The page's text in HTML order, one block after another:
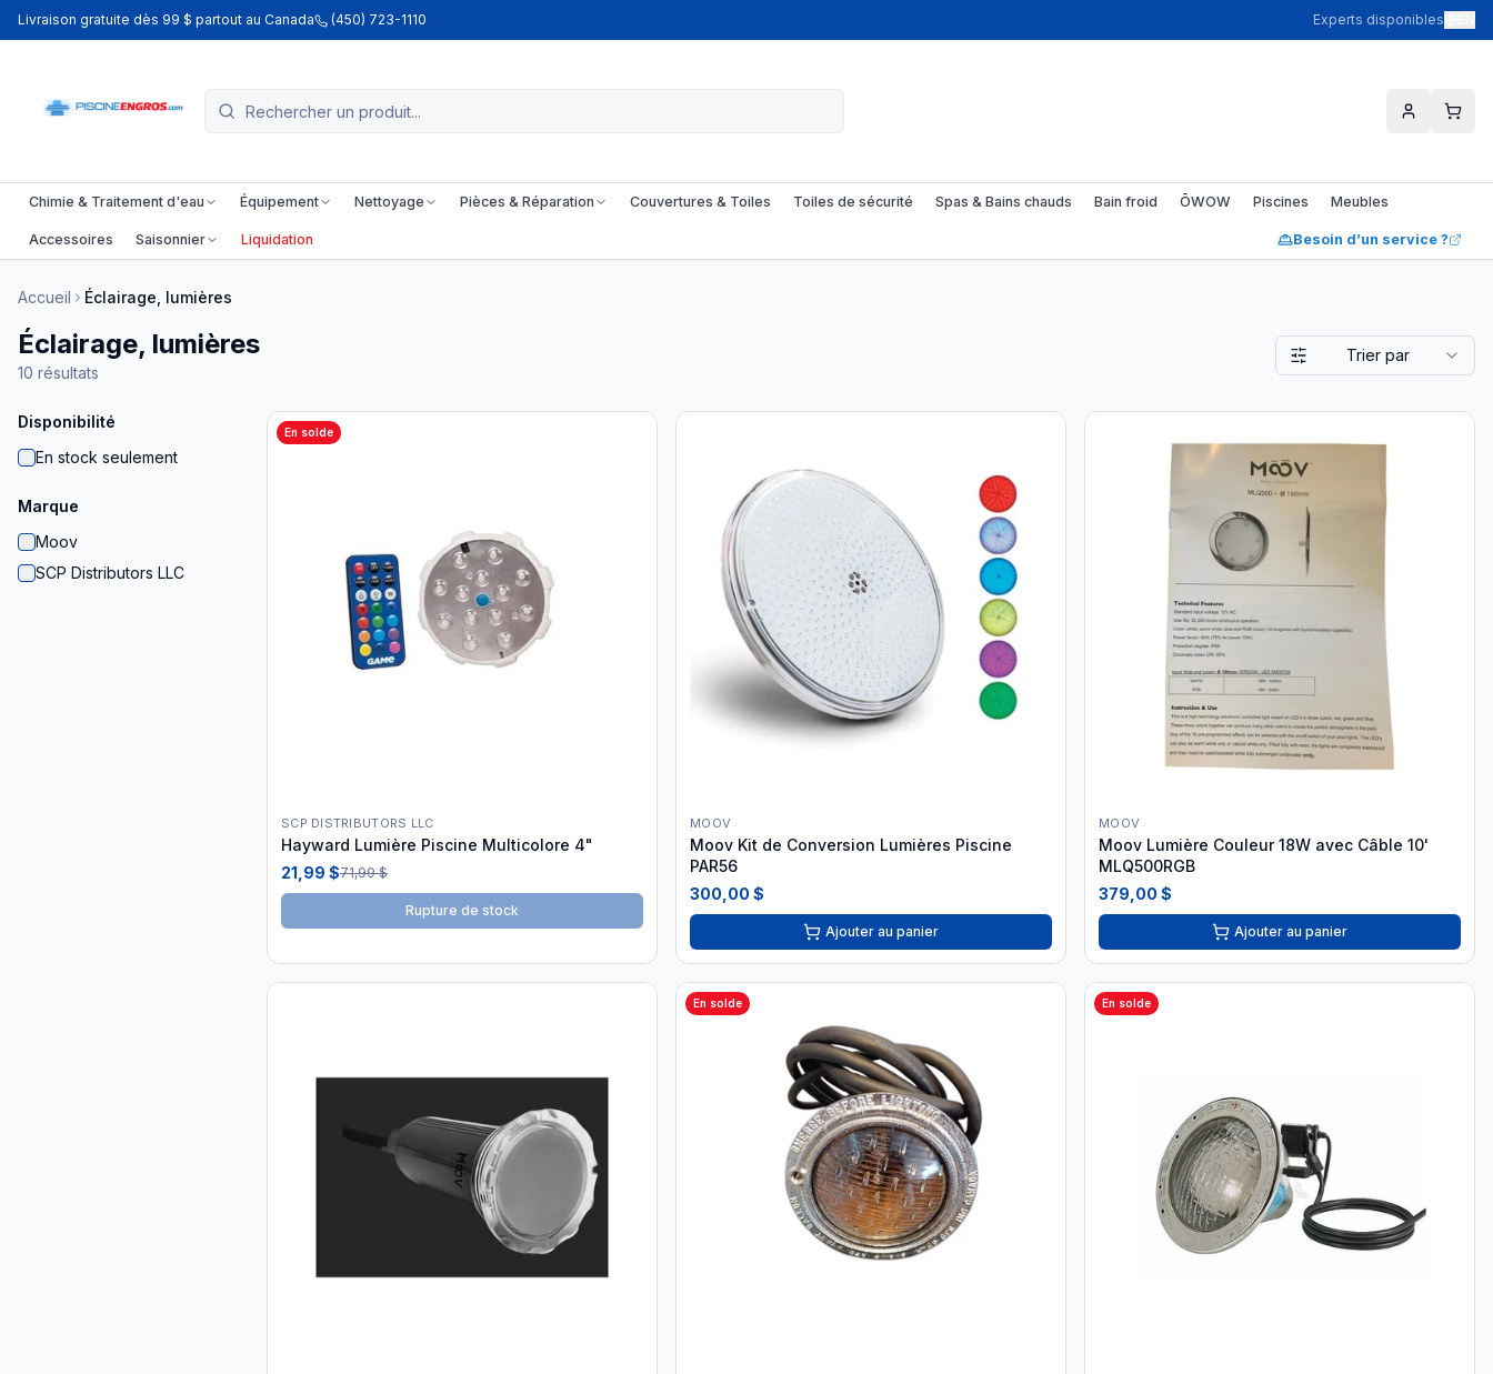
Livraison gratuite dès 99 $ partout au Canada (450) 723-1110 Experts disponibles
Chimie & Traitement d'eau Équipement Nettoyage Pièces & Réparation Couvertures & Toiles Toiles de sécurité Spas & Bains chauds Bain froid ŌWOW Piscines Meubles
Accessoires Saisonnier Liquidation Besoin d’un service ?
Accueil Éclairage, lumières
Éclairage, lumières
10 résultats
Trier par
Disponibilité
En stock seulement
Marque
Moov
SCP Distributors LLC
En solde
SCP DISTRIBUTORS LLC
Hayward Lumière Piscine Multicolore 4"
21,99 $71,99 $
Rupture de stock
MOOV
Moov Kit de Conversion Lumières Piscine
PAR56
300,00 $
Ajouter au panier
MOOV
Moov Lumière Couleur 18W avec Câble 10'
MLQ500RGB
379,00 $
Ajouter au panier
En solde En solde